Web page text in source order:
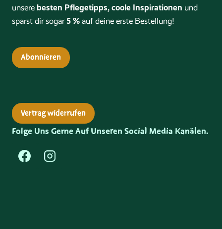
unsere besten Pflegetipps, coole Inspirationen und
sparst dir sogar5 % auf deine erste Bestellung!
Abonnieren
Vertrag widerrufen
Folge Uns Gerne Auf Unseren Social Media Kanälen.